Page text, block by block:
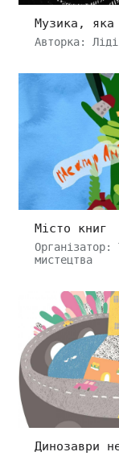
Музика,
Авторка:
Місто книг
Організатор:
мистецтва
Динозаври